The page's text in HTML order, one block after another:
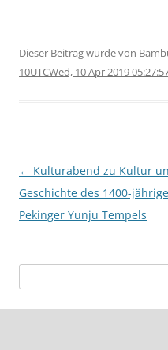
Dieser Beitrag wurdevon
10UTCWed, 10 Apr 2019
Beitragsnavigation
← Kulturabend zu Kultur
Geschichte des 1400-
Pekinger Yunju Tempels
nach: